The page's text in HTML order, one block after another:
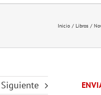
Inicio Libros
Siguiente